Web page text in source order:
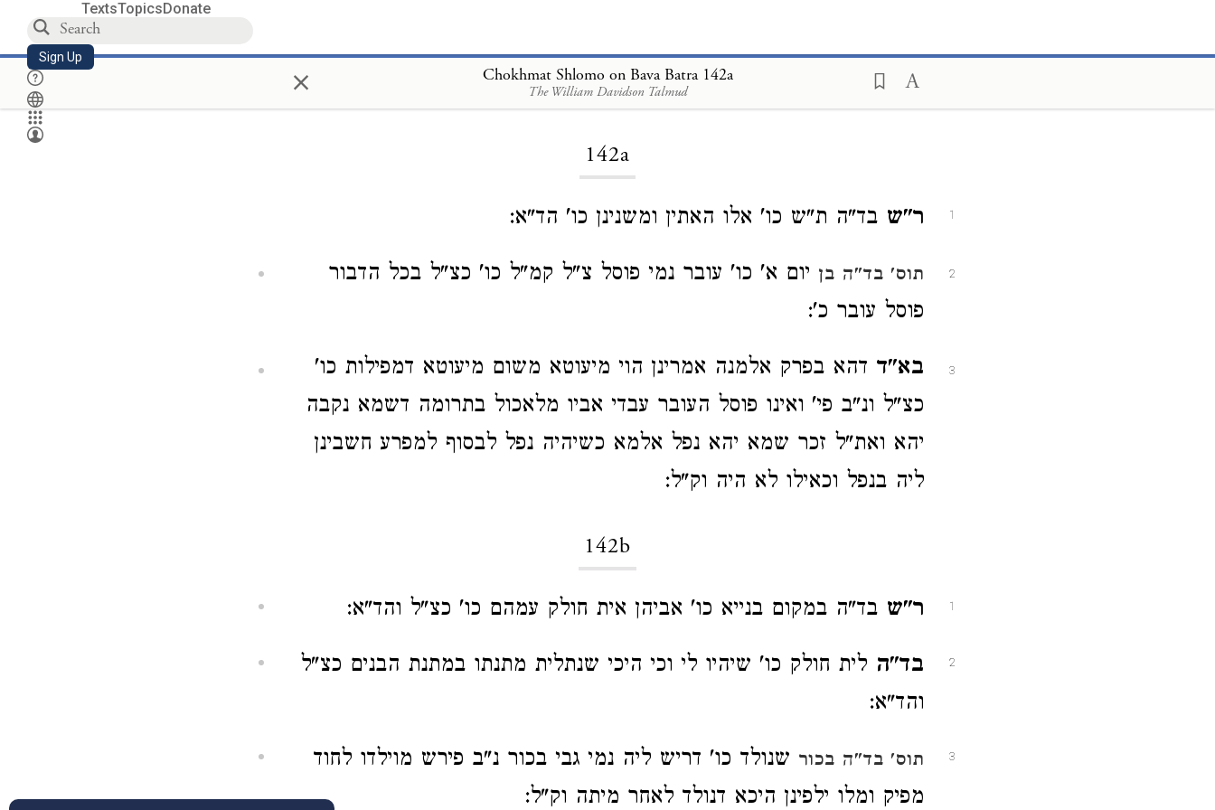
TextsTopicsDonate
Sign Up × Chokhmat Shlomo on Bava Batra 142a
The William Davidson Talmud
Loading...
142a
1 ר"ש בד"ה ת"ש כו' אלו האתין ומשנינן כו' הד"א:
2 תוס' בד"ה בן יום א' כו' עובר נמי פוסל צ"ל קמ"ל כו' כצ"ל בכל הדבור
פוסל עובר כ':
3 בא"ד דהא בפרק אלמנה אמרינן הוי מיעוטא משום מיעוטא דמפילות כו'
כצ"ל ונ"ב פי' ואינו פוסל העובר עבדי אביו מלאכול בתרומה דשמא נקבה
יהא ואת"ל זכר שמא יהא נפל אלמא כשיהיה נפל לבסוף למפרע חשבינן
ליה בנפל וכאילו לא היה וק"ל:
142b
1 ר"ש בד"ה במקום בנייא כו' אביהן אית חולק עמהם כו' כצ"ל והד"א:
2 בד"ה לית חולק כו' שיהיו לי וכי היכי שנתלית מתנתו במתנת הבנים כצ"ל
והד"א:
3 תוס' בד"ה בכור שנולד כו' דריש ליה נמי גבי בכור נ"ב פירש מוילדו לחוד
מפיק ומלו ילפינן היכא דנולד לאחר מיתה וק"ל: